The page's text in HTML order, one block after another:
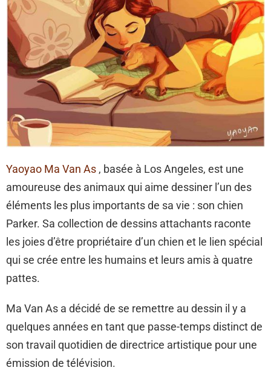
Yaoyao Ma Van As , basée à Los Angeles, est une
amoureuse des animaux qui aime dessiner l’un des
éléments les plus importants de sa vie : son chien
Parker. Sa collection de dessins attachants raconte
les joies d’être propriétaire d’un chien et le lien spécial
qui se crée entre les humains et leurs amis à quatre
pattes.
Ma Van As a décidé de se remettre au dessin il y a
quelques années en tant que passe-temps distinct de
son travail quotidien de directrice artistique pour une
émission de télévision.